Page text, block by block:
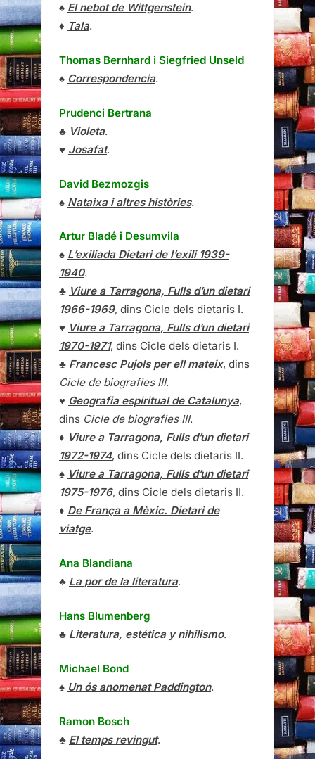
♠ El nebot de Wittgenstein.
♦ Tala.
Thomas Bernhard i Siegfried Unseld
♠ Correspondencia.
Prudenci Bertrana
♣ Violeta.
♥ Josafat.
David Bezmozgis
♠ Nataixa i altres històries.
Artur Bladé i Desumvila
♠ L’exiliada Dietari de l’exili 1939-
1940.
♣ Viure a Tarragona, Fulls d’un dietari
1966-1969, dins Cicle dels dietaris I.
♥ Viure a Tarragona, Fulls d’un dietari
1970-1971, dins Cicle dels dietaris I.
♣ Francesc Pujols per ell mateix, dins
Cicle de biografies III.
♥ Geografia espiritual de Catalunya,
dins Cicle de biografies III.
♦ Viure a Tarragona, Fulls d’un dietari
1972-1974, dins Cicle dels dietaris II.
♠ Viure a Tarragona, Fulls d’un dietari
1975-1976, dins Cicle dels dietaris II.
♦ De França a Mèxic. Dietari de
viatge.
Ana Blandiana
♣ La por de la literatura.
Hans Blumenberg
♣ Literatura, estética y nihilismo.
Michael Bond
♠ Un ós anomenat Paddington.
Ramon Bosch
♣ El temps revingut.